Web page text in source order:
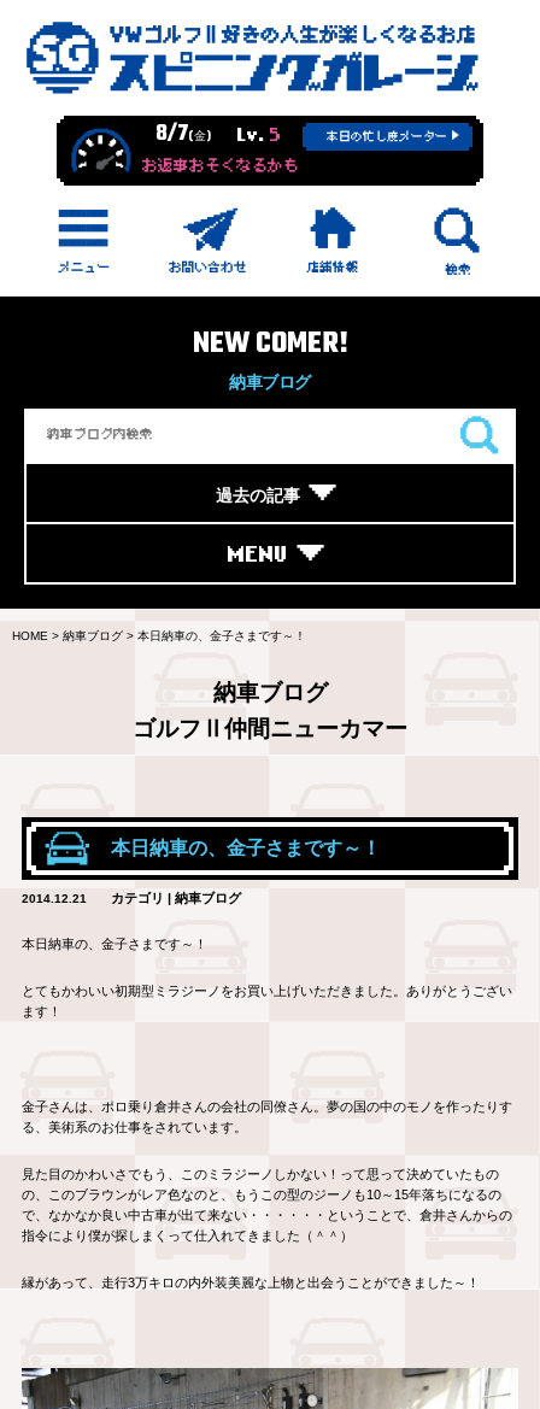
8/7(金) Lv. 5 本日の忙し度メーター
お返事おそくなるかも
NEW COMER!
納車ブログ
過去の記事
MENU
HOME > 納車ブログ > 本日納車の、金子さまです～！
納車ブログ
ゴルフⅡ仲間ニューカマー
本日納車の、金子さまです～！
2014.12.21 カテゴリ | 納車ブログ
本日納車の、金子さまです～！
とてもかわいい初期型ミラジーノをお買い上げいただきました。ありがとうござい
ます！
金子さんは、ポロ乗り倉井さんの会社の同僚さん。夢の国の中のモノを作ったりす
る、美術系のお仕事をされています。
見た目のかわいさでもう、このミラジーノしかない！って思って決めていたもの
の、このブラウンがレア色なのと、もうこの型のジーノも10～15年落ちになるの
で、なかなか良い中古車が出て来ない・・・・・・ということで、倉井さんからの
指令により僕が探しまくって仕入れてきました（＾＾）
縁があって、走行3万キロの内外装美麗な上物と出会うことができました～！